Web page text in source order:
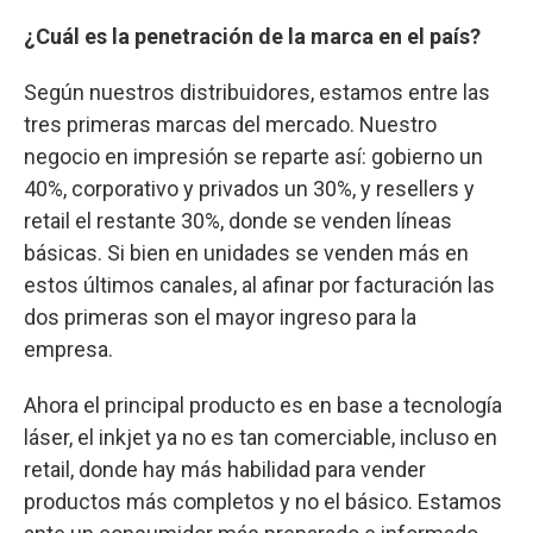
¿Cuál es la penetración de la marca en el país?
Según nuestros distribuidores, estamos entre las
tres primeras marcas del mercado. Nuestro
negocio en impresión se reparte así: gobierno un
40%, corporativo y privados un 30%, y resellers y
retail el restante 30%, donde se venden líneas
básicas. Si bien en unidades se venden más en
estos últimos canales, al afinar por facturación las
dos primeras son el mayor ingreso para la
empresa.
Ahora el principal producto es en base a tecnología
láser, el inkjet ya no es tan comerciable, incluso en
retail, donde hay más habilidad para vender
productos más completos y no el básico. Estamos